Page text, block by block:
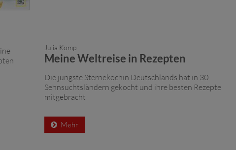
Julia Komp
Meine Weltreise in Rezepten
Die jüngste Sterneköchin Deutschlands hat in 30
Sehnsuchtsländern gekocht und ihre besten Rezepte
mitgebracht
Mehr